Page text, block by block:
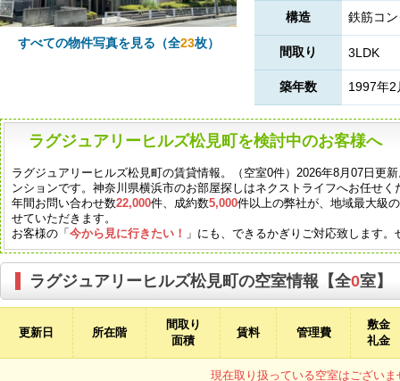
すべての物件写真を見る（全23枚）
構造 鉄筋コ
間取り 3LDK
築年数 1997年2
ラグジュアリーヒルズ松見町を検討中のお客様へ
ラグジュアリーヒルズ松見町の賃貸情報。（空室0件）2026年8月07日更
ンションです。神奈川県横浜市のお部屋探しはネクストライフへお任せく
年間お問い合わせ数22,000件、成約数5,000件以上の弊社が、地域最大級
せていただきます。
お客様の「今から見に行きたい！ 」にも、できるかぎりご対応致します
ラグジュアリーヒルズ松見町の空室情報【全0室】
更新日 所在階
間取り
面積
賃料 管理費
敷金
礼金
現在取り扱っている空室はございま